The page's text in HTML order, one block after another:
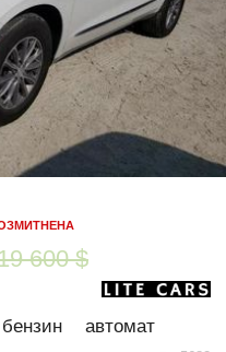
600 $
автомат